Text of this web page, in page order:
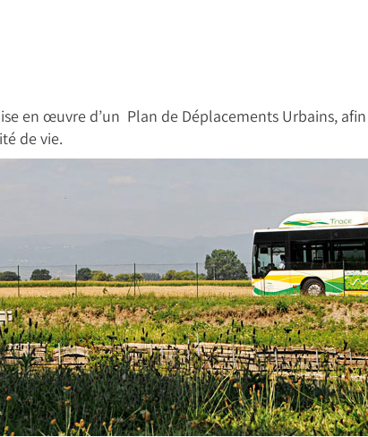
en œuvre d’un Plan de Déplacements Urbains, afin
de vie.